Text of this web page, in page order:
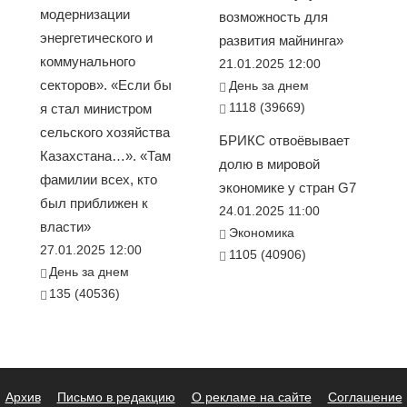
модернизации
энергетического и
коммунального
секторов». «Если бы
я стал министром
сельского хозяйства
Казахстана…». «Там
фамилии всех, кто
был приближен к
власти»
27.01.2025 12:00
День за днем
135 (40536)
возможность для
развития майнинга»
21.01.2025 12:00
День за днем
1118 (39669)
БРИКС отвоёвывает
долю в мировой
экономике у стран G7
24.01.2025 11:00
Экономика
1105 (40906)
Архив Письмо в редакцию О рекламе на сайте Соглашение